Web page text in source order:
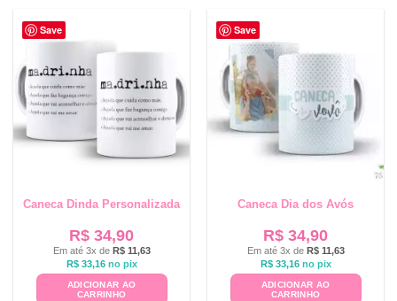
Save
Caneca Dinda Personalizada
R$ 34,90
Em até 3x de R$11,63
R$33,16 no pix
ADICIONAR AO
CARRINHO
Save
Caneca Dia dos Avós
R$ 34,90
Em até 3x de R$11,63
R$33,16 no pix
ADICIONAR AO
CARRINHO